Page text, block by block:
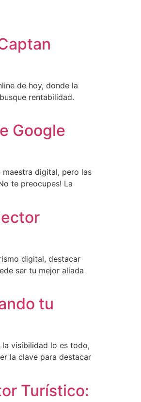
de hoy, donde la
rentabilidad.
Google
maestra digital, pero las
te preocupes! La
digital, destacar
ser tu mejor aliada
tu
la visibilidad lo es todo,
la clave para destacar
Turístico: